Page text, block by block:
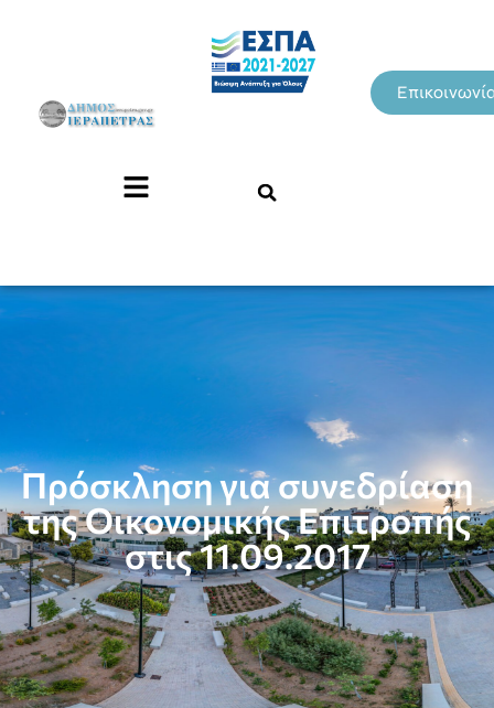
Πρόσκληση για συνεδρίαση
της Οικονομικής Επιτροπής
στις 11.09.2017